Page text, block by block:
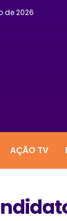
de 2026
AÇÃO TV